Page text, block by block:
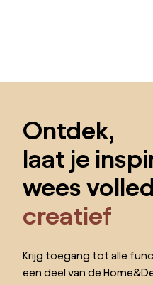
Ontdek,
laat je
wees
creatief
Krijg toegang tot alle
een deel van de